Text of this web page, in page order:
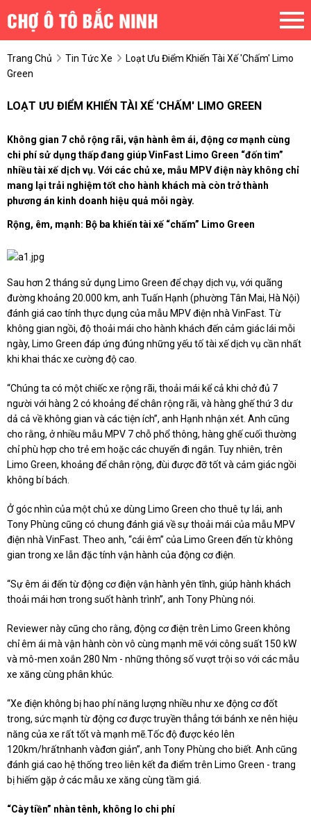
Trang Chủ Tin Tức Xe
Loạt Ưu Điểm Khiến Tài Xế 'chấm' Limo
Green
LOẠT ƯU ĐIỂM KHIẾN TÀI XẾ 'CHẤM' LIMO GREEN
Không gian 7 chỗ rộng rãi, vận hành êm ái, động cơ mạnh cùng
chi phí sử dụng thấp đang giúp VinFast Limo Green “đốn tim”
nhiều tài xế dịch vụ. Với các chủ xe, mẫu MPV điện này không chỉ
mang lại trải nghiệm tốt cho hành khách mà còn trở thành
phương án kinh doanh hiệu quả mỗi ngày.
Rộng, êm, mạnh: Bộ ba khiến tài xế “chấm” Limo Green
Sau hơn 2 tháng sử dụng Limo Green để chạy dịch vụ, với quãng
đường khoảng 20.000 km, anh Tuấn Hạnh (phường Tân Mai, Hà Nội)
đánh giá cao tính thực dụng của mẫu MPV điện nhà VinFast. Từ
không gian ngồi, độ thoải mái cho hành khách đến cảm giác lái mỗi
ngày, Limo Green đáp ứng đúng những yếu tố tài xế dịch vụ cần nhất
khi khai thác xe cường độ cao.
“Chúng ta có một chiếc xe rộng rãi, thoải mái kể cả khi chở đủ 7
người với hàng 2 có khoảng để chân rộng rãi, và hàng ghế thứ 3 dư
dả cả về không gian và các tiện ích”, anh Hạnh nhận xét. Anh cũng
cho rằng, ở nhiều mẫu MPV 7 chỗ phổ thông, hàng ghế cuối thường
chỉ phù hợp cho trẻ em hoặc các chuyến đi ngắn. Tuy nhiên, trên
Limo Green, khoảng để chân rộng, đùi được đỡ tốt và cảm giác ngồi
không bí bách.
Ở góc nhìn của một chủ xe dùng Limo Green cho thuê tự lái, anh
Tony Phùng cũng có chung đánh giá về sự thoải mái của mẫu MPV
điện nhà VinFast. Theo anh, “cái êm” của Limo Green đến từ không
gian trong xe lẫn đặc tính vận hành của động cơ điện.
“Sự êm ái đến từ động cơ điện vận hành yên tĩnh, giúp hành khách
thoải mái hơn trong suốt hành trình”, anh Tony Phùng nói.
Reviewer này cũng cho rằng, động cơ điện trên Limo Green không
chỉ êm ái mà vận hành còn vô cùng mạnh mẽ với công suất 150 kW
và mô-men xoắn 280 Nm - những thông số vượt trội so với các mẫu
xe xăng cùng phân khúc.
“Xe điện không bị hao phí năng lượng nhiều như xe động cơ đốt
trong, sức mạnh từ động cơ được truyền thẳng tới bánh xe nên hiệu
năng của xe rất tốt và mạnh mẽ.Tốc độ được kéo lên
120km/hrấtnhanh vàđơn giản”, anh Tony Phùng cho biết. Anh cũng
đánh giá cao hệ thống treo liên kết đa điểm trên Limo Green - trang
bị hiếm gặp ở các mẫu xe xăng cùng tầm giá.
“Cày tiền” nhàn tênh, không lo chi phí